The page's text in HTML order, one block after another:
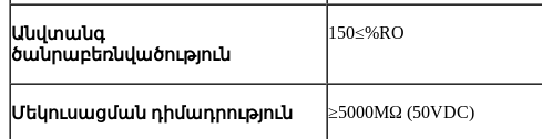
Անվտանգ
ծանրաբեռնվածություն
150≤%RO
Մեկուսացման դիմադրություն ≥5000MΩ (50VDC)